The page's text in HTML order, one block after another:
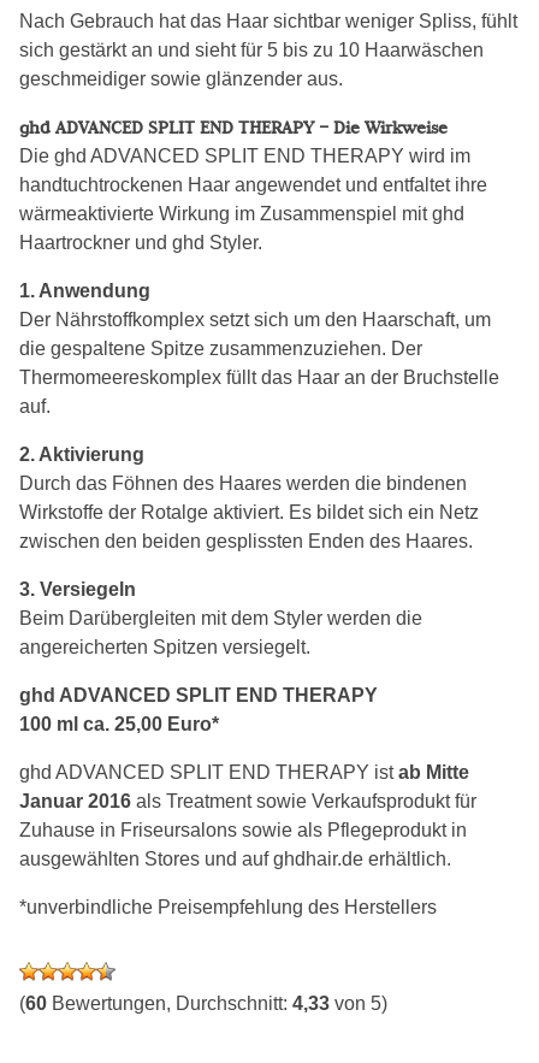
Nach Gebrauch hat das Haar sichtbar weniger Spliss, fühlt
sich gestärkt an und sieht für 5 bis zu 10 Haarwäschen
geschmeidiger sowie glänzender aus.
ghd ADVANCED SPLIT END THERAPY – Die Wirkweise
Die ghd ADVANCED SPLIT END THERAPY wird im
handtuchtrockenen Haar angewendet und entfaltet ihre
wärmeaktivierte Wirkung im Zusammenspiel mit ghd
Haartrockner und ghd Styler.
1. Anwendung
Der Nährstoffkomplex setzt sich um den Haarschaft, um
die gespaltene Spitze zusammenzuziehen. Der
Thermomeereskomplex füllt das Haar an der Bruchstelle
auf.
2. Aktivierung
Durch das Föhnen des Haares werden die bindenen
Wirkstoffe der Rotalge aktiviert. Es bildet sich ein Netz
zwischen den beiden gesplissten Enden des Haares.
3. Versiegeln
Beim Darübergleiten mit dem Styler werden die
angereicherten Spitzen versiegelt.
ghd ADVANCED SPLIT END THERAPY
100 ml ca. 25,00 Euro*
ghd ADVANCED SPLIT END THERAPY istab Mitte
Januar 2016 als Treatment sowie Verkaufsprodukt für
Zuhause in Friseursalons sowie als Pflegeprodukt in
ausgewählten Stores und auf ghdhair.de erhältlich.
*unverbindliche Preisempfehlung des Herstellers
(60 Bewertungen, Durchschnitt: 4,33 von 5)